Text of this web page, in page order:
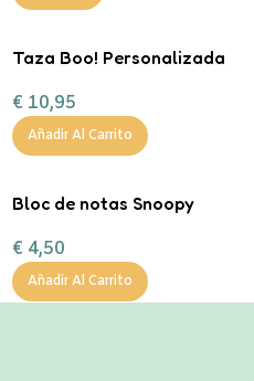
Taza Boo! Personalizada
€ 10,95
Añadir Al Carrito
Bloc de notas Snoopy
€ 4,50
Añadir Al Carrito